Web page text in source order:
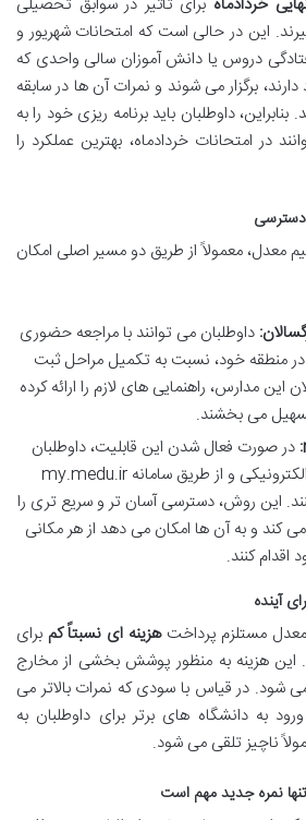
این در حالی است که امتحانات شهریور و
دروس یا دانش آموزان سالی واحدی که
برگزار می شوند و نمرات آن ها در سابقه
داوطلبان باید برنامه ریزی خود را به
در امتحانات خردادماه، بهترین عملکرد را
معدل، معمولاً از طریق دو مسیر اصلی امکان
داوطلبان می توانند با مراجعه حضوری
در منطقه خود، نسبت به تکمیل مراحل ثبت
این مدارس، راهنمایی های لازم را ارائه کرده
می بخشند.
در صورت فعال شدن این قابلیت، داوطلبان
می توانند به صورت الکترونیکی و از طریق سامانه my.medu.ir
این روش، دسترسی آسان تر و سریع تری را
می کند و به آن ها امکان می دهد از هر مکانی
کنند.
مستلزم پرداختهزینه ای نسبتاً کم برای
هزینه به منظور پوشش بخشی از مخارج
شود. در قیاس با سودی که نمرات بالاتر می
به دانشگاه های برتر برای داوطلبان به
ناچیز تلقی می شود.